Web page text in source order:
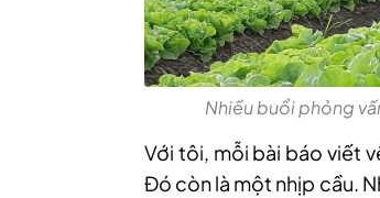
Nhiều buổi phỏng
Với tôi, mỗi bài báo viết
Đó còn là một nhịp cầu.